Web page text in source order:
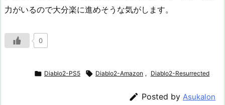
力がいるので大分楽に進めそうな気がします。
0
 Diablo2-PS5  Diablo2-Amazon , Diablo2-Resurrected
 Posted by Asukalon